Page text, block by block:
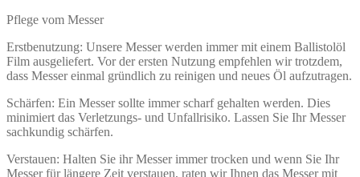
Pflege vom Messer
Erstbenutzung: Unsere Messer werden immer mit einem Ballistolöl
Film ausgeliefert. Vor der ersten Nutzung empfehlen wir trotzdem,
dass Messer einmal gründlich zu reinigen und neues Öl aufzutragen.
Schärfen: Ein Messer sollte immer scharf gehalten werden. Dies
minimiert das Verletzungs- und Unfallrisiko. Lassen Sie Ihr Messer
sachkundig schärfen.
Verstauen: Halten Sie ihr Messer immer trocken und wenn Sie Ihr
Messer für längere Zeit verstauen, raten wir Ihnen das Messer mit